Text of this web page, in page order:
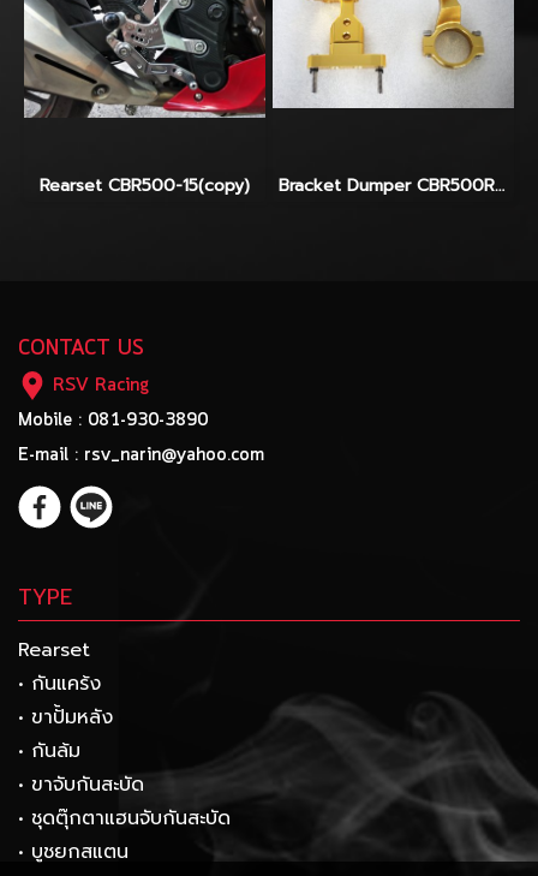
Rearset CBR500-15(copy) Bracket Dumper CBR500R-16 For Yss / Ohlins
CONTACT US
RSV Racing
Mobile : 081-930-3890
E-mail : rsv_narin@yahoo.com
TYPE
Rearset
• กันแคร้ง
• ขาปั้มหลัง
• กันล้ม
• ขาจับกันสะบัด
• ชุดตุ๊กตาแฮนจับกันสะบัด
• บูชยกสแตน